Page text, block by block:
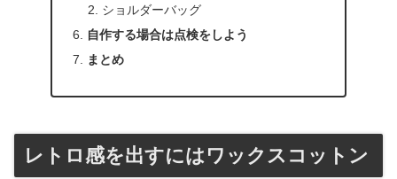
ショルダーバッグ
自作する場合は点検をしよう
まとめ
レトロ感を出すにはワックスコットン